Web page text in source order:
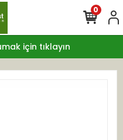
için tıklayın
0